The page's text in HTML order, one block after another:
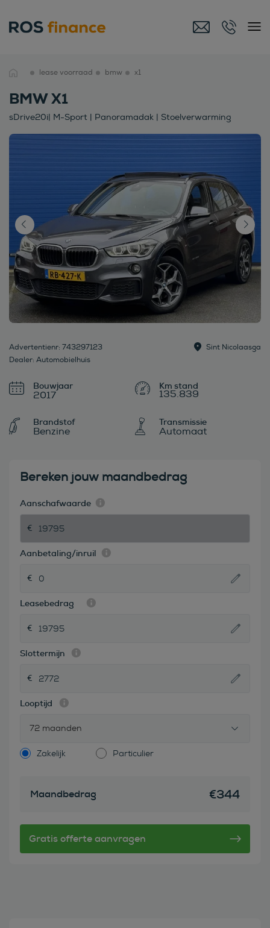
lease voorraad bmw x1
BMW X1
sDrive20i| M-Sport | Panoramadak | Stoelverwarming
Advertentienr: 743297123
Dealer: Automobielhuis
Sint Nicolaasga
Bouwjaar
2017 135.839
Brandstof
Benzine
Transmissie
Automaat
Bereken jouw maandbedrag
Aanschafwaarde
Aanbetaling/inruil
Leasebedrag
Slottermijn
Looptijd
72 maanden
Zakelijk Particulier
Maandbedrag €344